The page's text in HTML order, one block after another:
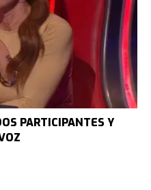
PARTICIPANTES Y